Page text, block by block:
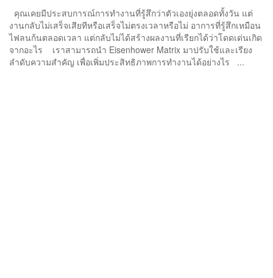
คุณเคยมีประสบการณ์การทำงานที่รู้สึกว่าตัวเองยุ่งตลอดทั้งวัน แต่
งานกลับไม่เสร็จเสียทีหรือเสร็จไม่ตรงเวลาหรือไม่ อาการที่รู้สึกเหมือน
ไฟลนก้นตลอดเวลา แต่กลับไม่ได้สร้างผลงานที่เรียกได้ว่าโดดเด่นเกิด
จากอะไร เราสามารถนำ Eisenhower Matrix มาปรับใช้และเรียง
ลำดับความสำคัญ เพื่อเพิ่มประสิทธิภาพการทำงานได้อย่างไร ...